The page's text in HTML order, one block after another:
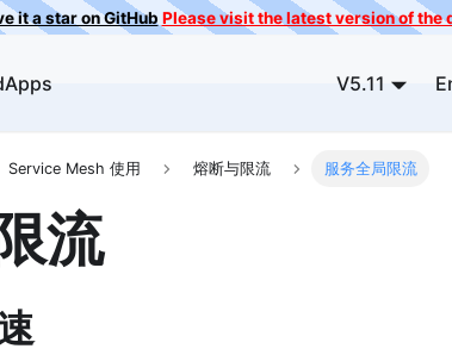
it a star on GitHub Please visit the latest version of the
V5.11
Service Mesh 使用 熔断与限流 服务全局限流
流